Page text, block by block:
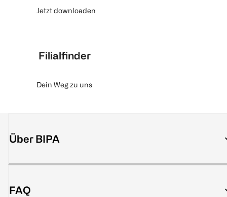
Jetzt downloaden
Filialfinder
Dein Weg zu uns
Über BIPA
FAQ